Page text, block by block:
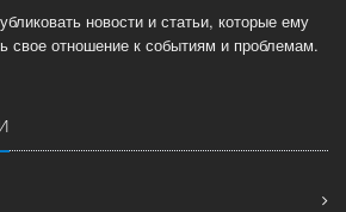
новости и статьи, которые ему
свое отношение к событиям и проблемам.